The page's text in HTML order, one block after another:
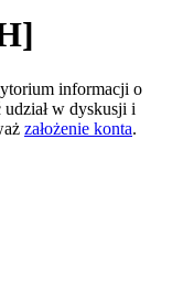
informacji o
w dyskusji i
założenie konta.